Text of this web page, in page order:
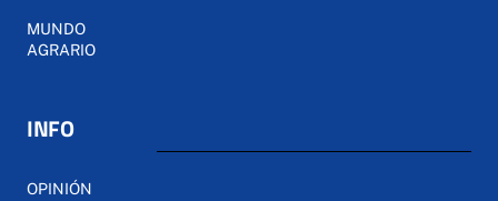
MUNDO
AGRARIO
INFO
OPINIÓN